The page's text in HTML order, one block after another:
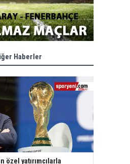
Haberler
özel yatırımcılarla